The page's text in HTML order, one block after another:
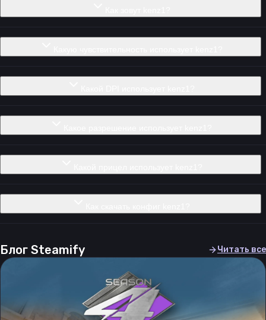
Блог Steamify Читать все